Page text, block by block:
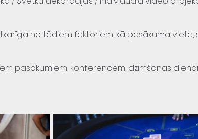
no tādiem faktoriem, kā pasākuma
pasākumiem, konferencēm, dzimšanas